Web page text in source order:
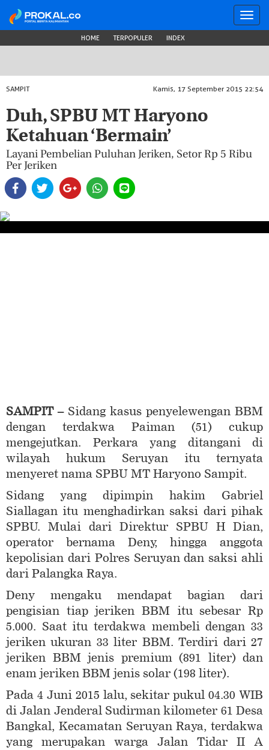
HOME TERPOPULER INDEX
SAMPIT Kamis, 17 September 2015 22:54
Duh, SPBU MT Haryono
Ketahuan ‘Bermain’
Layani Pembelian Puluhan Jeriken, Setor Rp 5 Ribu
Per Jeriken
SAMPIT – Sidang kasus penyelewengan BBM
dengan terdakwa Paiman (51) cukup
mengejutkan. Perkara yang ditangani di
wilayah hukum Seruyan itu ternyata
menyeret nama SPBU MT Haryono Sampit.
Sidang yang dipimpin hakim Gabriel
Siallagan itu menghadirkan saksi dari pihak
SPBU. Mulai dari Direktur SPBU H Dian,
operator bernama Deny, hingga anggota
kepolisian dari Polres Seruyan dan saksi ahli
dari Palangka Raya.
Deny mengaku mendapat bagian dari
pengisian tiap jeriken BBM itu sebesar Rp
5.000. Saat itu terdakwa membeli dengan 33
jeriken ukuran 33 liter BBM. Terdiri dari 27
jeriken BBM jenis premium (891 liter) dan
enam jeriken BBM jenis solar (198 liter).
Pada 4 Juni 2015 lalu, sekitar pukul 04.30 WIB
di Jalan Jenderal Sudirman kilometer 61 Desa
Bangkal, Kecamatan Seruyan Raya, terdakwa
yang merupakan warga Jalan Tidar II A